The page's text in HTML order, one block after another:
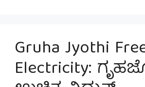
Gruha Jyothi
Electricity: